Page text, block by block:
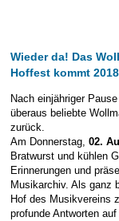
Wieder da! Das
Hoffest kommt
Nach einjähriger
überaus beliebte
zurück.
Am Donnerstag, 02.
Bratwurst und kühlen
Erinnerungen und
Musikarchiv. Als ganz
Hof des Musikvereins
profunde Antworten